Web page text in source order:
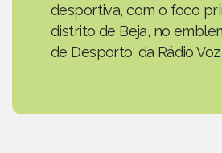
desportiva, com o foco
distrito de Beja, no
de Desporto' da Rádio